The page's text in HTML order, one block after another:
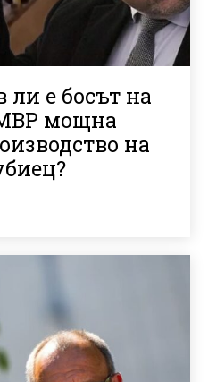
ли е босът на
мощна
на